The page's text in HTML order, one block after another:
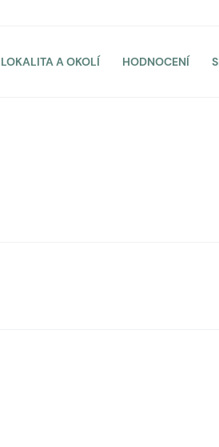
LOKALITA A OKOLÍ HODNOCENÍ